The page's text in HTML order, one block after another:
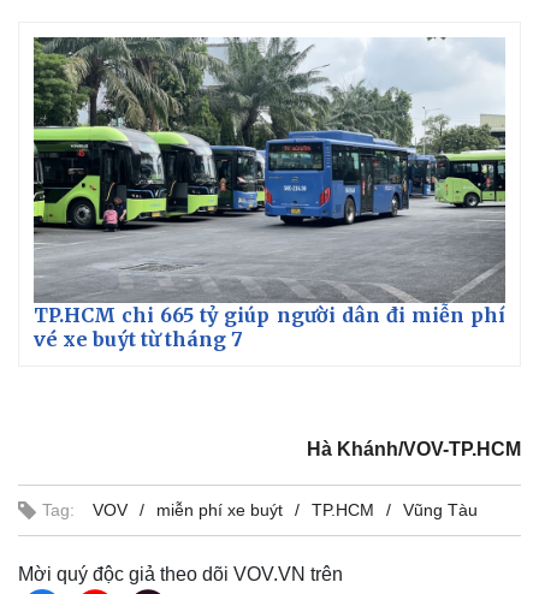
TP.HCM chi 665 tỷ giúp người dân đi miễn phí
vé xe buýt từ tháng 7
Hà Khánh/VOV-TP.HCM
Tag: VOV miễn phí xe buýt TP.HCM Vũng Tàu
Mời quý độc giả theo dõi VOV.VN trên